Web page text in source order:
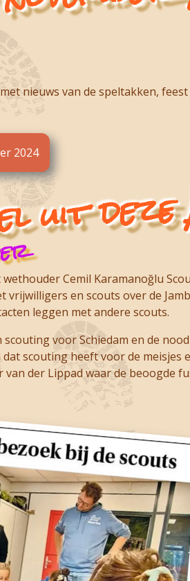
nieuws van de speltakken,
2024
uit
Cemil Karamanoğlu
vrijwilligers en scouts over de
leggen met andere scouts.
voor Schiedam en de
scouting heeft voor de meisjes
der Lippad waar de beoogde